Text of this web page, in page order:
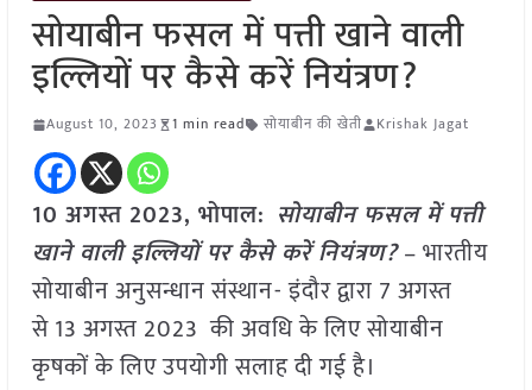
सोयाबीन फसल में पत्ती खाने वाली
इल्लियों पर कैसे करें नियंत्रण?
August 10, 2023 1 min read सोयाबीन की खेती Krishak Jagat
10 अगस्त 2023, भोपाल: सोयाबीन फसल में पत्ती
खाने वाली इल्लियों पर कैसे करें नियंत्रण?– भारतीय
सोयाबीन अनुसन्धान संस्थान- इंदौर द्वारा 7 अगस्त
से 13 अगस्त 2023 की अवधि के लिए सोयाबीन
कृषकों के लिए उपयोगी सलाह दी गई है।